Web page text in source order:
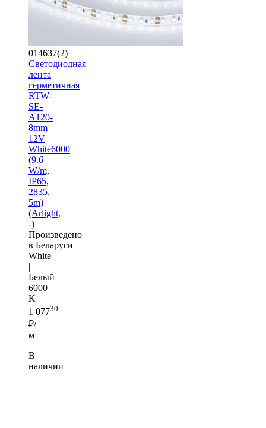
014637(2)
Светодиодная
лента
герметичная
RTW-
SE-
A120-
8mm
12V
White6000
(9.6
W/m,
IP65,
2835,
5m)
(Arlight,
-)
Произведено
в Беларуси
White
|
Белый
6000
K
1 07730
₽/
м
В
наличии